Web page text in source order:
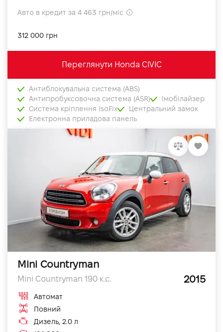
Авто в кредит за 4 463 грн/міс
312 000 грн
Переглянути Honda CIVIC
Антиблокувальна система (ABS)
Антипробуксовочна система (ASR)
Імобілайзер
Система кріплення IsoFix
Центральний замок
Електронна приладова панель
Mini Countryman
Mini Countryman 190 к.с. 2015
Автомат
Повний
Дизель, 2.0 л